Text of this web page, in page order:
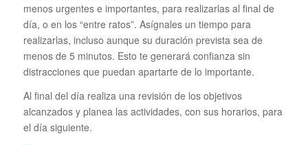
menos urgentes e importantes, para realizarlas al final de
día, o en los “entre ratos”. Asígnales un tiempo para
realizarlas, incluso aunque su duración prevista sea de
menos de 5 minutos. Esto te generará confianza sin
distracciones que puedan apartarte de lo importante.
Al final del día realiza una revisión de los objetivos
alcanzados y planea las actividades, con sus horarios, para
el día siguiente.